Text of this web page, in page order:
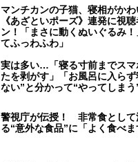
マンチカンの子猫、寝相がか
《あざといポーズ》連発に視
ン！「まさに動くぬいぐるみ！
てふっわふわ」
実は多い…「寝る寸前までスマ
たを剥がす」「お風呂に入らず
ない”と分かって“やってしまう
警視庁が伝授！ 非常食として
る“意外な食品”に「よく食べま